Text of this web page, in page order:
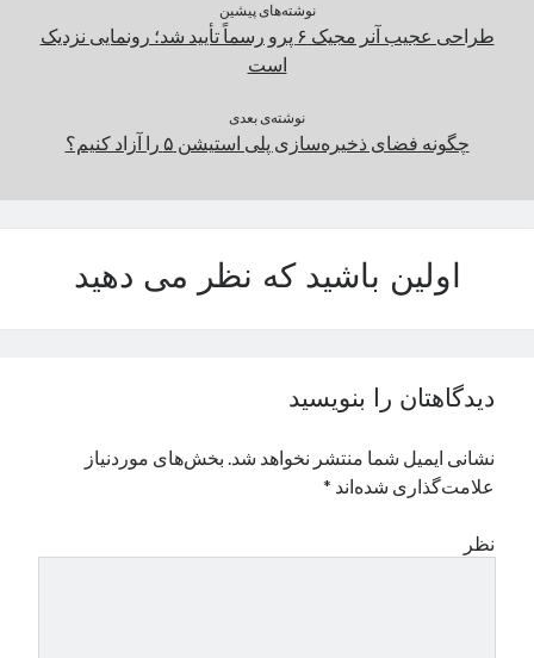
اپل
نوشته‌های پیشین
طراحی عجیب آنر مجیک ۶ پرو رسماً تأیید شد؛ رونمایی نزدیک
است
نوشته‌ی بعدی
چگونه فضای ذخیره‌سازی پلی استیشن ۵ را آزاد کنیم؟
اولین باشید که نظر می دهید
دیدگاهتان را بنویسید
نشانی ایمیل شما منتشر نخواهد شد. بخش‌های موردنیاز
علامت‌گذاری شده‌اند *
نظر